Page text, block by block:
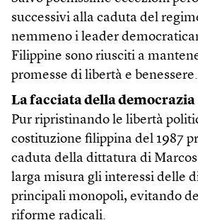
successivi alla caduta del
nemmeno i leader
Filippine sono riusciti a
promesse di libertà e benessere.
La facciata della democrazia
Pur ripristinando le libertà
costituzione filippina del 1987
caduta della dittatura di
larga misura gli interessi delle
principali monopoli, evitando
riforme radicali.